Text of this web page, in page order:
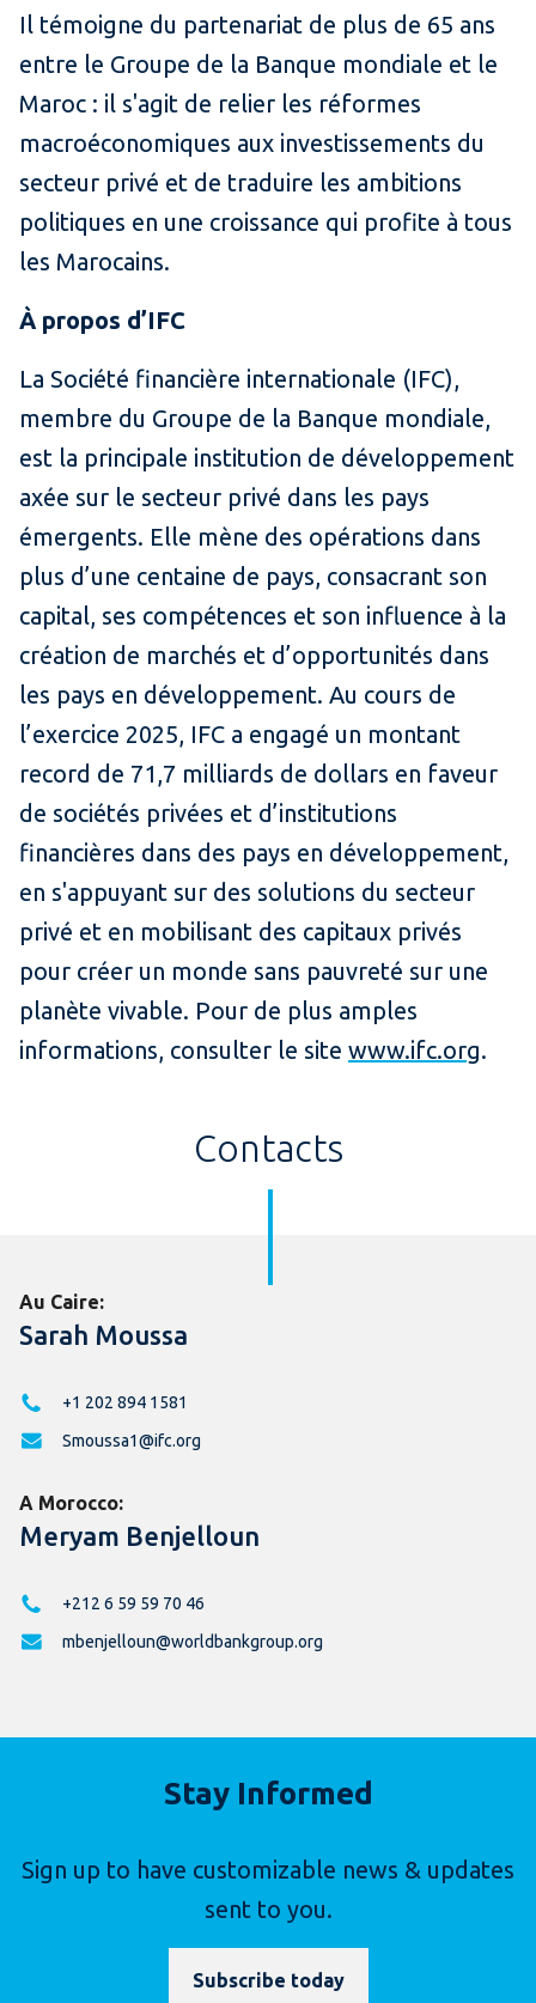
Il témoigne du partenariat de plus de 65 ans
entre le Groupe de la Banque mondiale et le
Maroc : il s'agit de relier les réformes
macroéconomiques aux investissements du
secteur privé et de traduire les ambitions
politiques en une croissance qui profite à tous
les Marocains.
À propos d’IFC
La Société financière internationale (IFC),
membre du Groupe de la Banque mondiale,
est la principale institution de développement
axée sur le secteur privé dans les pays
émergents. Elle mène des opérations dans
plus d’une centaine de pays, consacrant son
capital, ses compétences et son influence à la
création de marchés et d’opportunités dans
les pays en développement. Au cours de
l’exercice 2025, IFC a engagé un montant
record de 71,7 milliards de dollars en faveur
de sociétés privées et d’institutions
financières dans des pays en développement,
en s'appuyant sur des solutions du secteur
privé et en mobilisant des capitaux privés
pour créer un monde sans pauvreté sur une
planète vivable. Pour de plus amples
informations, consulter le site www.ifc.org.
Contacts
Au Caire:
Sarah Moussa
+1 202 894 1581
Smoussa1@ifc.org
A Morocco:
Meryam Benjelloun
+212 6 59 59 70 46
mbenjelloun@worldbankgroup.org
Stay Informed
Sign up to have customizable news & updates
sent to you.
Subscribe today